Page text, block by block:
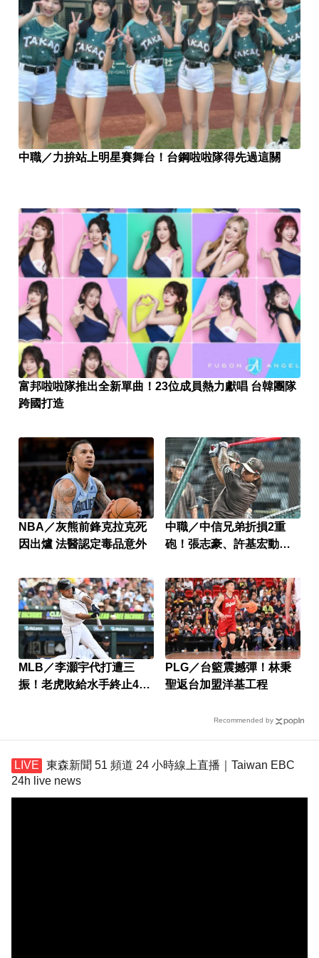
中職／力拚站上明星賽舞台！台鋼啦啦隊得先過這關
富邦啦啦隊推出全新單曲！23位成員熱力獻唱 台韓團隊
跨國打造
NBA／灰熊前鋒克拉克死
因出爐 法醫認定毒品意外
中職／中信兄弟折損2重
砲！張志豪、許基宏動刀
MLB／李灝宇代打遭三
振！老虎敗給水手終止4連
PLG／台籃震撼彈！林秉
聖返台加盟洋基工程
Recommended by
東森新聞 51 頻道 24 小時線上直播｜Taiwan EBC
24h live news